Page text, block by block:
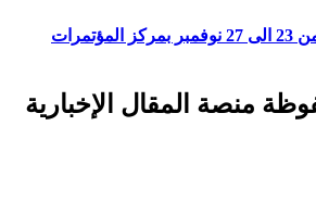
صالون “إيلوجيا 2021” من 23 الى 27 نوفمبر بمركز المؤتمرات
منصة المقال الإخبارية